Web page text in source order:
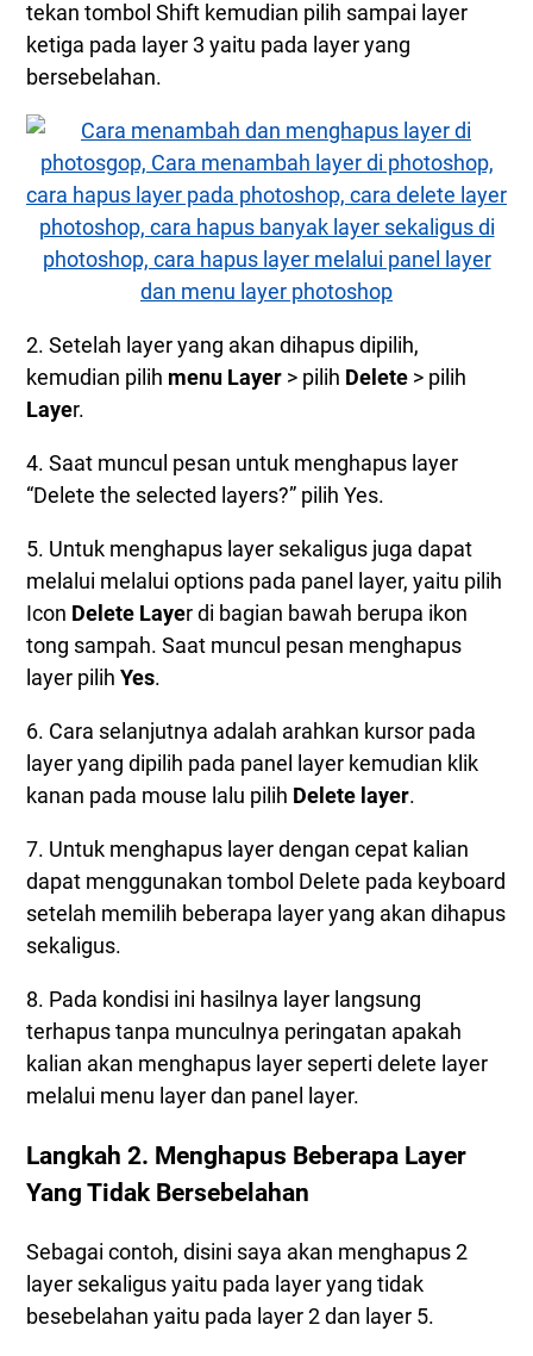
tekan tombol Shift kemudian pilih sampai layer
ketiga pada layer 3 yaitu pada layer yang
bersebelahan.
2. Setelah layer yang akan dihapus dipilih,
kemudian pilih menu Layer > pilih Delete > pilih
Layer.
4. Saat muncul pesan untuk menghapus layer
“Delete the selected layers?” pilih Yes.
5. Untuk menghapus layer sekaligus juga dapat
melalui melalui options pada panel layer, yaitu pilih
Icon Delete Layer di bagian bawah berupa ikon
tong sampah. Saat muncul pesan menghapus
layer pilih Yes.
6. Cara selanjutnya adalah arahkan kursor pada
layer yang dipilih pada panel layer kemudian klik
kanan pada mouse lalu pilih Delete layer.
7. Untuk menghapus layer dengan cepat kalian
dapat menggunakan tombol Delete pada keyboard
setelah memilih beberapa layer yang akan dihapus
sekaligus.
8. Pada kondisi ini hasilnya layer langsung
terhapus tanpa munculnya peringatan apakah
kalian akan menghapus layer seperti delete layer
melalui menu layer dan panel layer.
Langkah 2. Menghapus Beberapa Layer
Yang Tidak Bersebelahan
Sebagai contoh, disini saya akan menghapus 2
layer sekaligus yaitu pada layer yang tidak
besebelahan yaitu pada layer 2 dan layer 5.